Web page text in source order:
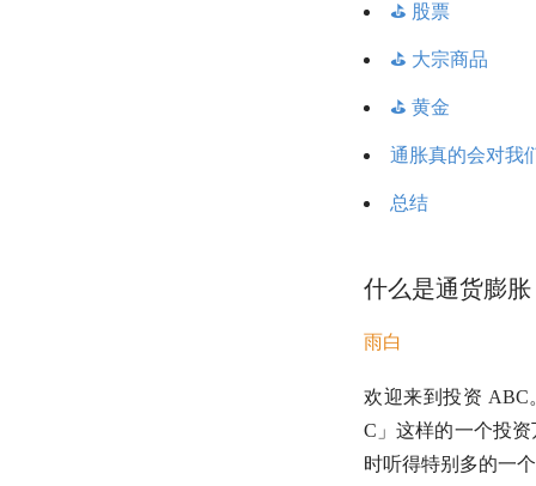
⛳️ 股票
⛳️ 大宗商品
⛳️ 黄金
通胀真的会对我
总结
什么是通货膨胀
雨白
欢迎来到投资 ABC
C」这样的一个投
时听得特别多的一